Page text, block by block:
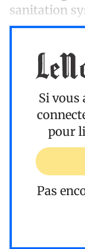
sanitation
Si vous
pour
Pas